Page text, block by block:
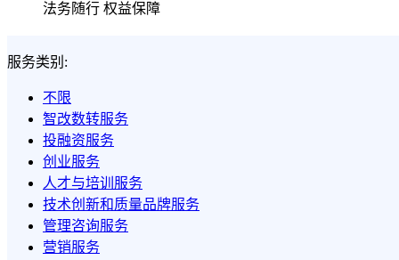
法务随行 权益保障
服务类别:
不限
智改数转服务
投融资服务
创业服务
人才与培训服务
技术创新和质量品牌服务
管理咨询服务
营销服务